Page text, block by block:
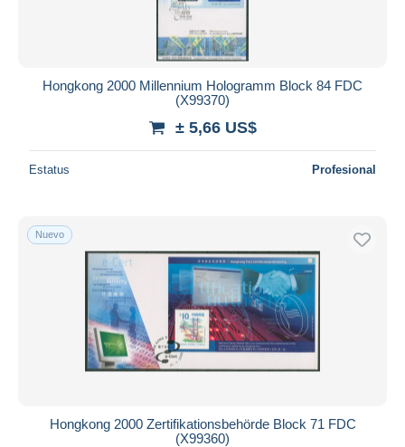
Hongkong 2000 Millennium Hologramm Block 84 FDC
(X99370)
± 5,66 US$
Estatus Profesional
Nuevo
Hongkong 2000 Zertifikationsbehörde Block 71 FDC
(X99360)